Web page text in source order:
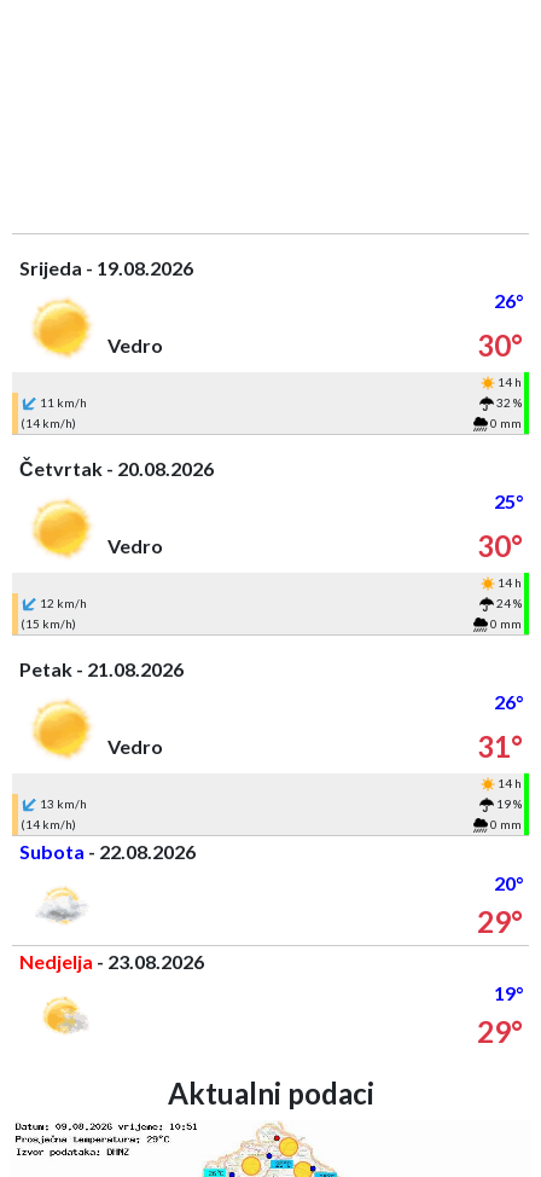
Srijeda - 19.08.2026
26°
Vedro
30°
14 h
11 km/h
32 %
(14 km/h)
0 mm
Četvrtak - 20.08.2026
25°
Vedro
30°
14 h
12 km/h
24 %
(15 km/h)
0 mm
Petak - 21.08.2026
26°
Vedro
31°
14 h
13 km/h
19 %
(14 km/h)
0 mm
Subota - 22.08.2026
20°
29°
Nedjelja - 23.08.2026
19°
29°
Aktualni podaci